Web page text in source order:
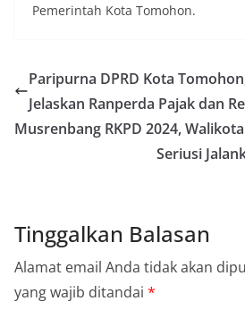
Pemerintah Kota Tomohon.
Paripurna DPRD Kota
Jelaskan Ranperda Pajak dan
Musrenbang RKPD 2024,
Seriusi
Tinggalkan Balasan
Alamat email Anda tidak akan
yang wajib ditandai *